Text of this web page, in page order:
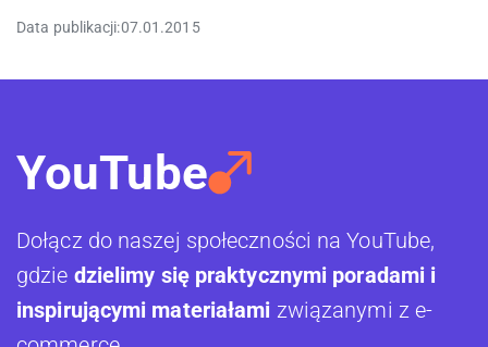
Data publikacji:07.01.2015
YouTube
Dołącz do naszej społeczności na YouTube,
gdzie dzielimy się praktycznymi poradami i
inspirującymi materiałami związanymi z e-